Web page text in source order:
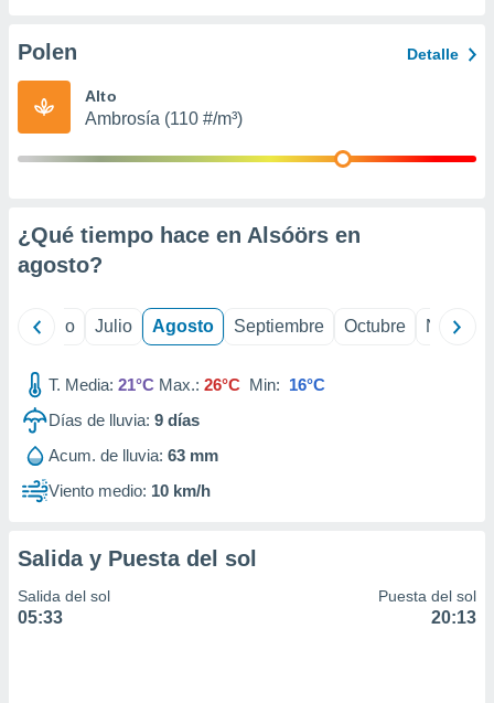
e
mediante
publicidad
publicidad
de
Polen Detalle
Alto
Ambrosía (110 #/m³)
¿Qué tiempo hace en Alsóörs en
agosto?
Junio Julio Agosto Septiembre Octubre
T. Media: 21°C Max.: 26°C Min: 16°C
Días de lluvia: 9 días
Acum. de lluvia: 63 mm
Viento medio: 10 km/h
Salida y Puesta del sol
Salida del sol
05:33
Puesta del sol
20:13